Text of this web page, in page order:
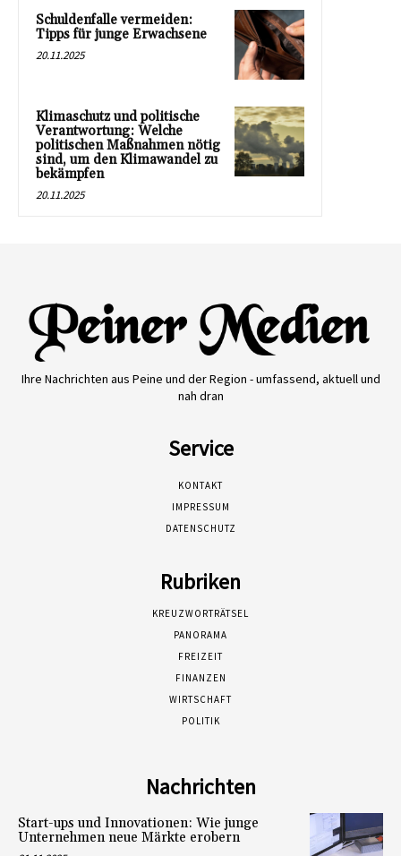
Schuldenfalle vermeiden:
Tipps für junge Erwachsene
20.11.2025
Klimaschutz und politische
Verantwortung: Welche
politischen Maßnahmen nötig
sind, um den Klimawandel zu
bekämpfen
20.11.2025
Ihre Nachrichten aus Peine und der Region - umfassend, aktuell und
nah dran
Service
KONTAKT
IMPRESSUM
DATENSCHUTZ
Rubriken
KREUZWORTRÄTSEL
PANORAMA
FREIZEIT
FINANZEN
WIRTSCHAFT
POLITIK
Nachrichten
Start-ups und Innovationen: Wie junge
Unternehmen neue Märkte erobern